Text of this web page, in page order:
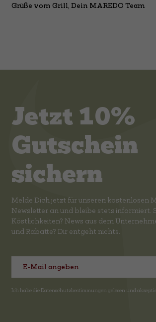
Grüße vom Grill, Dein MAREDO Team
Jetzt 10%
Gutschein
sichern
Melde Dich jetzt für unseren kostenlosen
Newsletter an und bleibe stets informiert.
Köstlichkeiten? News aus dem
und Rabatte? Dir entgeht nichts.
Ich habe dieDatenschutzbestimmungen gelesen und